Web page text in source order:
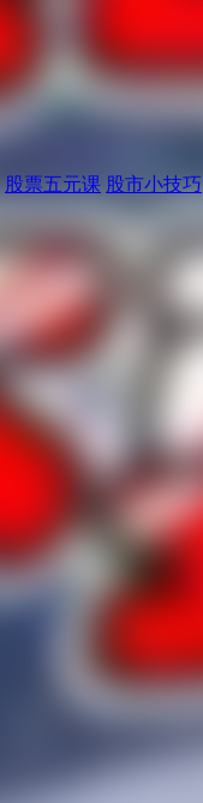
股票五元课 股市小技巧